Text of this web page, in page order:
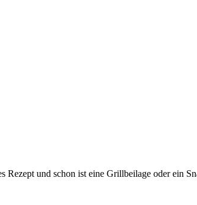
und schon ist eine Grillbeilage oder ein